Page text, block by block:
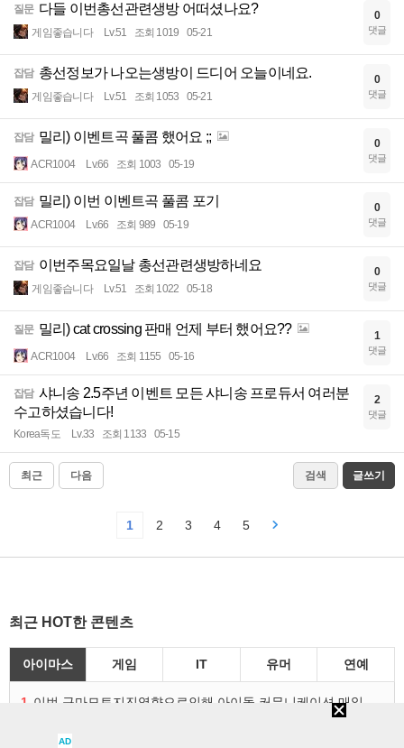
질문 다들 이번총선관련생방 어떠셨나요?
게임좋습니다 Lv.51 조회 1019 05-21
0
댓글
잡담 총선정보가 나오는생방이 드디어 오늘이네요.
게임좋습니다 Lv.51 조회 1053 05-21
0
댓글
잡담 밀리) 이벤트곡 풀콤 했어요 ;;
ACR1004 Lv.66 조회 1003 05-19
0
댓글
잡담 밀리) 이번 이벤트곡 풀콤 포기
ACR1004 Lv.66 조회 989 05-19
0
댓글
잡담 이번주목요일날 총선관련생방하네요
게임좋습니다 Lv.51 조회 1022 05-18
0
댓글
질문 밀리) cat crossing 판매 언제 부터 했어요??
ACR1004 Lv.66 조회 1155 05-16
1
댓글
잡담 샤니송 2.5주년 이벤트 모든 샤니송 프로듀서 여러분
수고하셨습니다!
Korea독도 Lv.33 조회 1133 05-15
2
댓글
최근 다음 검색 글쓰기
1 2 3 4 5
최근 HOT한 콘텐츠
아이마스 게임 IT 유머 연예
1
AD